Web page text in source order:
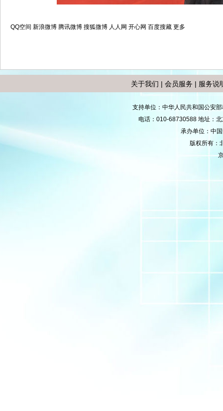
QQ空间 新浪微博 腾讯微博 搜狐微博 人人网 开心网 百度搜藏 更多
关于我们 | 会员服务 | 服务说
支持单位：中华人民共和国公安
电话：010-68730588 地址：
承办单位：中
版权所有：